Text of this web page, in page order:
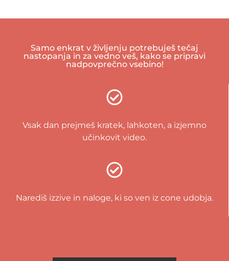
Samo enkrat v življenju potrebuješ tečaj
nastopanja in za vedno veš, kako se pripravi
nadpovprečno vsebino!
Vsak dan prejmeš kratek, lahkoten, a izjemno
učinkovit video.
Narediš izzive in naloge, ki so ven iz cone udobja.